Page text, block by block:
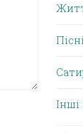
Пісні
Інші